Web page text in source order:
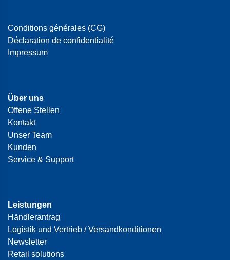
Conditions générales (CG)
Déclaration de confidentialité
Impressum
Über uns
Offene Stellen
Kontakt
Unser Team
Kunden
Service & Support
Leistungen
Händlerantrag
Logistik und Vertrieb / Versandkonditionen
Newsletter
Retail solutions